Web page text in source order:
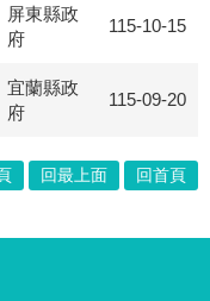
屏東縣政
府
115-10-15
宜蘭縣政
府
115-09-20
回最上面 回首頁